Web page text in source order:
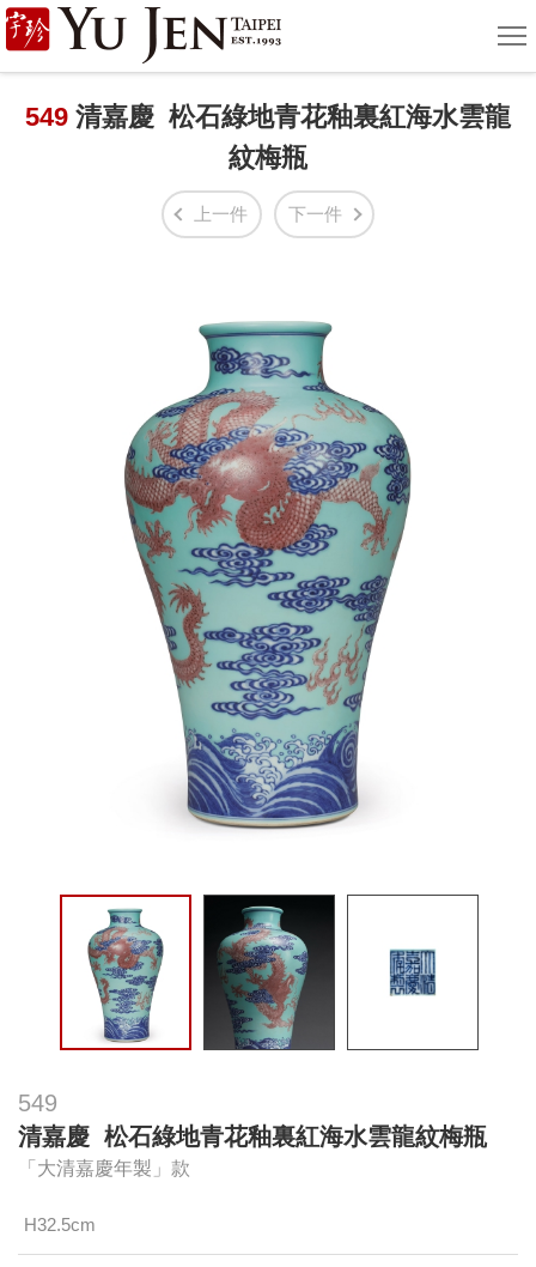
宇
珍
國
單
549 清嘉慶 松石綠地青花釉裏紅海水雲龍
紋梅瓶
上一件 下一件
549
清嘉慶 松石綠地青花釉裏紅海水雲龍紋梅瓶
「大清嘉慶年製」款
H32.5cm